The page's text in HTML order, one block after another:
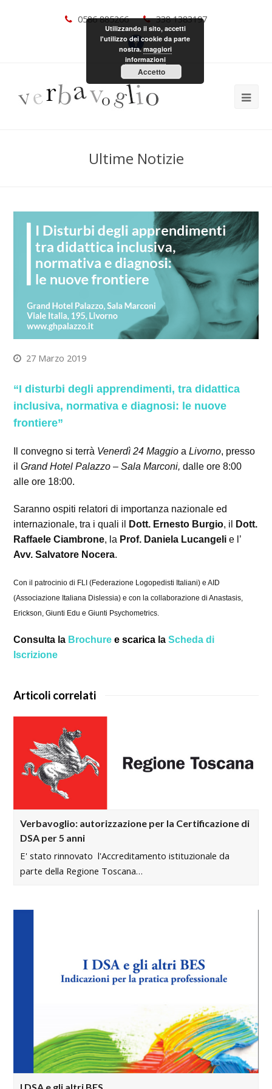
0586 885266 338 1383197
Ultime Notizie
27 Marzo 2019
“I disturbi degli apprendimenti, tra didattica
inclusiva, normativa e diagnosi: le nuove
frontiere”
Il convegno si terrà Venerdì 24 Maggio aLivorno, presso
ilGrand Hotel Palazzo – Sala Marconi, dalle ore 8:00
alle ore 18:00.
Saranno ospiti relatori di importanza nazionale ed
internazionale, tra i quali il
Dott. Ernesto Burgio, il
Dott.
Raffaele Ciambrone, la Prof. Daniela Lucangeli e l’
Avv. Salvatore Nocera.
Con il patrocinio di FLI (Federazione Logopedisti Italiani) e AID
(Associazione Italiana Dislessia) e con la collaborazione di Anastasis,
Erickson, Giunti Edu e Giunti Psychometrics.
Consulta la Brochure e scarica laScheda di
Iscrizione
Articoli correlati
Verbavoglio: autorizzazione per la Certificazione di
DSA per 5 anni
E' stato rinnovato l'Accreditamento istituzionale da
parte della Regione Toscana…
Utilizzando il sito, accetti
l'utilizzo dei cookie da parte
nostra.maggiori
informazioni
Accetto